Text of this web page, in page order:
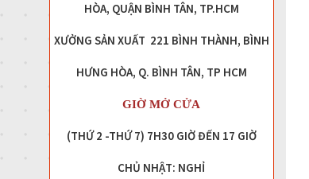
HÒA, QUẬN BÌNH TÂN, TP.HCM
XƯỞNG SẢN XUẤT 221 BÌNH THÀNH, BÌNH
HƯNG HÒA, Q. BÌNH TÂN, TP HCM
GIỜ MỞ CỬA
(THỨ 2 -THỨ 7) 7H30 GIỜ ĐẾN 17 GIỜ
CHỦ NHẬT: NGHỈ